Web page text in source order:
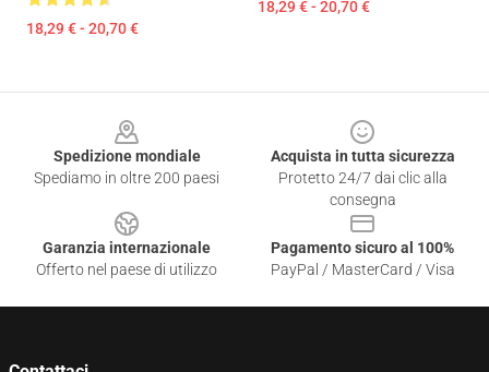
18,29 € - 20,70 €
18,29 € - 20,70 €
Spedizione mondiale
Spediamo in oltre 200 paesi
Acquista in tutta sicurezza
Protetto 24/7 dai clic alla
consegna
Garanzia internazionale
Offerto nel paese di utilizzo
Pagamento sicuro al 100%
PayPal / MasterCard / Visa